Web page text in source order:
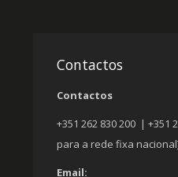
Contactos
Contactos
+351 262 830 200 | +351
para a rede fixa
Email: